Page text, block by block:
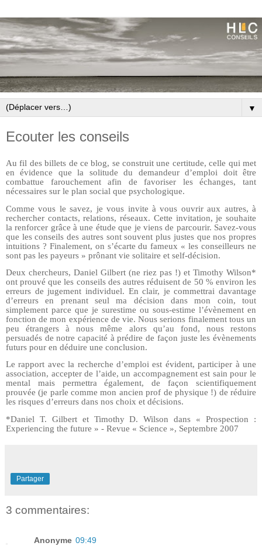
▼
Ecouter les conseils
Au fil des billets de ce blog, se construit une certitude, celle qui met
en évidence que la solitude du demandeur d’emploi doit être
combattue farouchement afin de favoriser les échanges, tant
nécessaires sur le plan social que psychologique.
Comme vous le savez, je vous invite à vous ouvrir aux autres, à
rechercher contacts, relations, réseaux. Cette invitation, je souhaite
la renforcer grâce à une étude que je viens de parcourir. Savez-vous
que les conseils des autres sont souvent plus justes que nos propres
intuitions ? Finalement, on s’écarte du fameux « les conseilleurs ne
sont pas les payeurs » prônant vie solitaire et self-décision.
Deux chercheurs, Daniel Gilbert (ne riez pas !) et Timothy Wilson*
ont prouvé que les conseils des autres réduisent de 50 % environ les
erreurs de jugement individuel. En clair, je commettrai davantage
d’erreurs en prenant seul ma décision dans mon coin, tout
simplement parce que je surestime ou sous-estime l’évènement en
fonction de mon expérience de vie. Nous serions finalement tous un
peu étrangers à nous même alors qu’au fond, nous restons
persuadés de notre capacité à prédire de façon juste les évènements
futurs pour en déduire une conclusion.
Le rapport avec la recherche d’emploi est évident, participer à une
association, accepter de l’aide, un accompagnement est sain pour le
mental mais permettra également, de façon scientifiquement
prouvée (je parle comme mon ancien prof de physique !) de réduire
les risques d’erreurs dans nos choix et décisions.
*Daniel T. Gilbert et Timothy D. Wilson dans « Prospection :
Experiencing the future » - Revue « Science », Septembre 2007
Partager
3 commentaires:
Anonyme 09:49